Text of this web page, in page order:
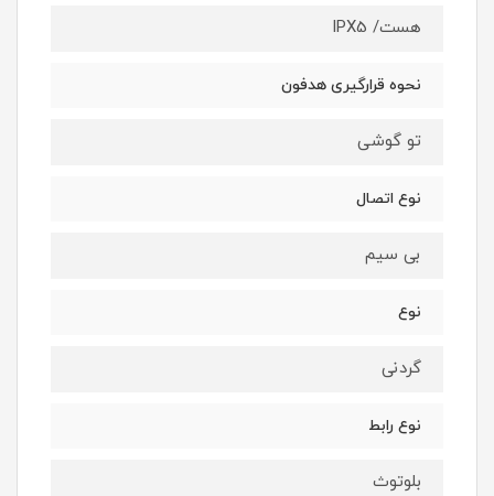
هست/ IPX5
نحوه قرارگیری هدفون
تو گوشی
نوع اتصال
بی‌ سیم
نوع
گردنی
نوع رابط
بلوتوث